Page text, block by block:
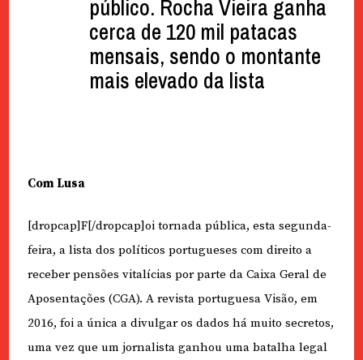
público. Rocha Vieira ganha
cerca de 120 mil patacas
mensais, sendo o montante
mais elevado da lista
Com Lusa
[dropcap]F[/dropcap]oi tornada pública, esta segunda-
feira, a lista dos políticos portugueses com direito a
receber pensões vitalícias por parte da Caixa Geral de
Aposentações (CGA). A revista portuguesa Visão, em
2016, foi a única a divulgar os dados há muito secretos,
uma vez que um jornalista ganhou uma batalha legal